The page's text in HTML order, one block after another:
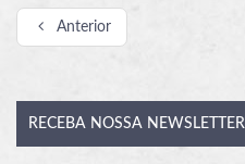
Anterior
RECEBA NOSSA NEWSLETTER